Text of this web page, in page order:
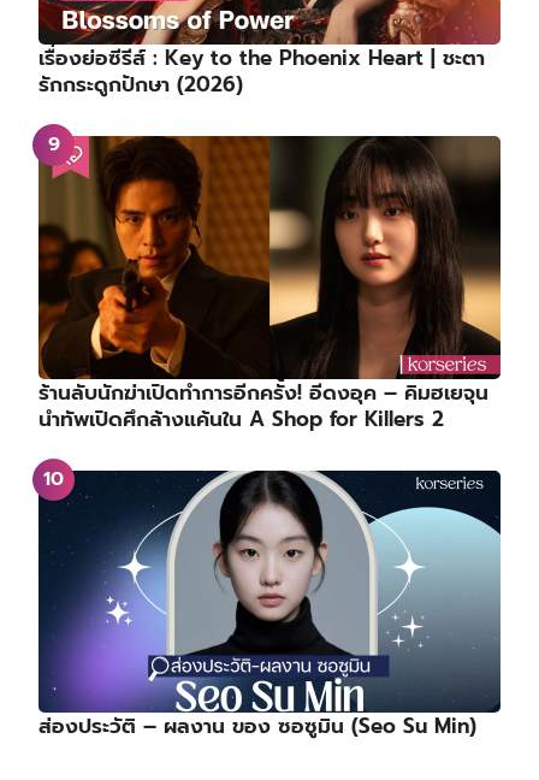
เรื่องย่อซีรีส์ : Key to the Phoenix Heart | ชะตา
รักกระดูกปักษา (2026)
ร้านลับนักฆ่าเปิดทำการอีกครั้ง! อีดงอุค – คิมฮเยจุน
นำทัพเปิดศึกล้างแค้นใน A Shop for Killers 2
ส่องประวัติ – ผลงาน ของ ซอซูมิน (Seo Su Min)